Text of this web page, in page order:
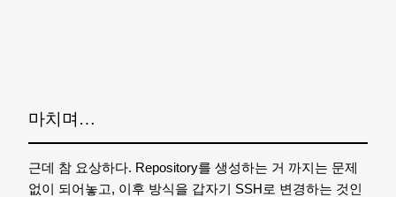
마치며…
근데 참 요상하다. Repository를 생성하는 거 까지는 문제
없이 되어놓고, 이후 방식을 갑자기 SSH로 변경하는 것인